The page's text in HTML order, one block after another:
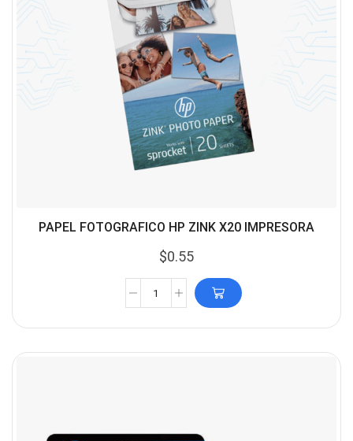
PAPEL FOTOGRAFICO HP ZINK X20 IMPRESORA
$0.55